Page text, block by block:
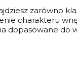
zarówno
charakteru
dopasowane do